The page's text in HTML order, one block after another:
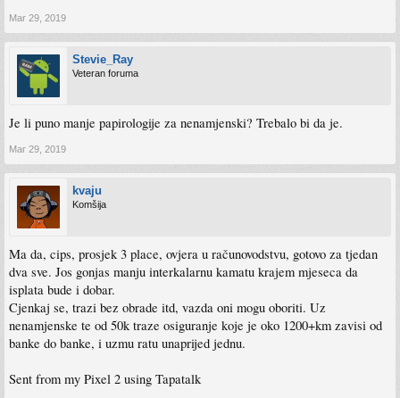
Mar 29, 2019
Stevie_Ray
Veteran foruma
Je li puno manje papirologije za nenamjenski? Trebalo bi da je.
Mar 29, 2019
kvaju
Komšija
Ma da, cips, prosjek 3 place, ovjera u računovodstvu, gotovo za tjedan
dva sve. Jos gonjas manju interkalarnu kamatu krajem mjeseca da
isplata bude i dobar.
Cjenkaj se, trazi bez obrade itd, vazda oni mogu oboriti. Uz
nenamjenske te od 50k traze osiguranje koje je oko 1200+km zavisi od
banke do banke, i uzmu ratu unaprijed jednu.
Sent from my Pixel 2 using Tapatalk